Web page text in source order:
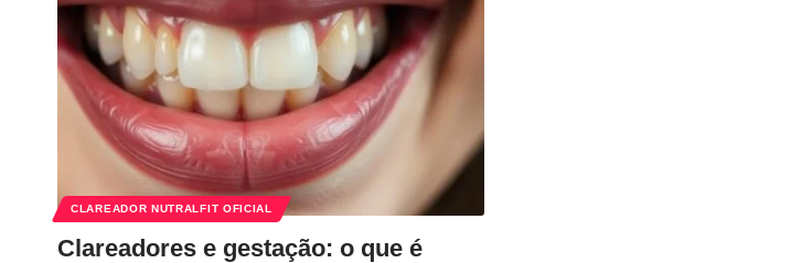
CLAREADOR NUTRALFIT OFICIAL
Clareadores e gestação: o que é